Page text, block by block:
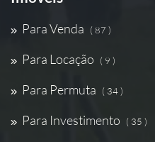
Para Venda ( 87 )
Para Locação ( 9 )
Para Permuta ( 34 )
Para Investimento ( 35 )